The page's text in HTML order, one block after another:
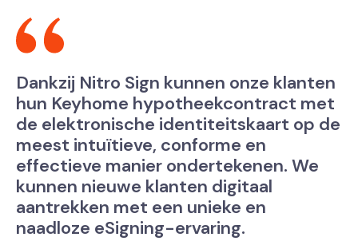
Dankzij Nitro Sign kunnen onze klanten
hun Keyhome hypotheekcontract met
de elektronische identiteitskaart op de
meest intuïtieve, conforme en
effectieve manier ondertekenen. We
kunnen nieuwe klanten digitaal
aantrekken met een unieke en
naadloze eSigning-ervaring.